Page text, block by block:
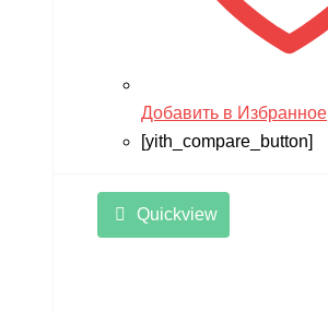
Добавить в Избранное
[yith_compare_button]
Quickview